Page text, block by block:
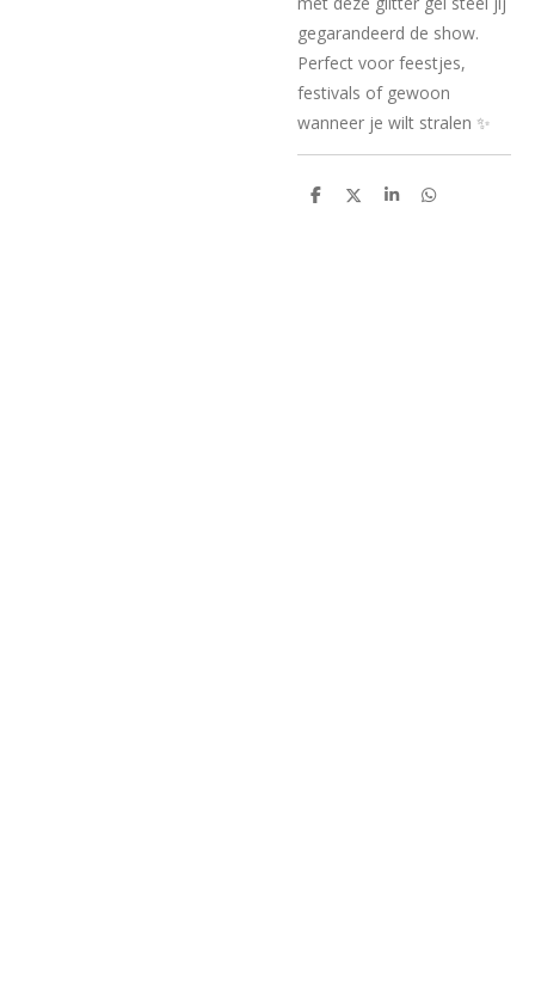
gegarandeerd de show.
Perfect voor feestjes,
festivals of gewoon
wanneer je wilt stralen ✨
D
D
S
D